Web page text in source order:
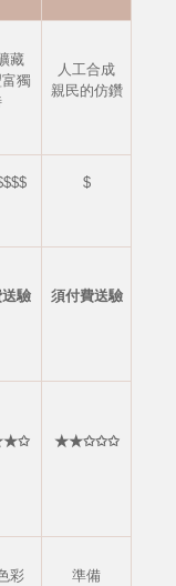
藏
獨
人工合成
親民的仿鑽
$
驗 須付費送驗
★★✩✩✩
彩
準備